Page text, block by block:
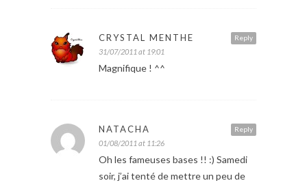
Reply
CRYSTAL MENTHE
31/07/2011 at 19:01
Magnifique ! ^^
Reply
NATACHA
01/08/2011 at 11:26
Oh les fameuses bases !! :) Samedi
soir, j’ai tenté de mettre un peu de